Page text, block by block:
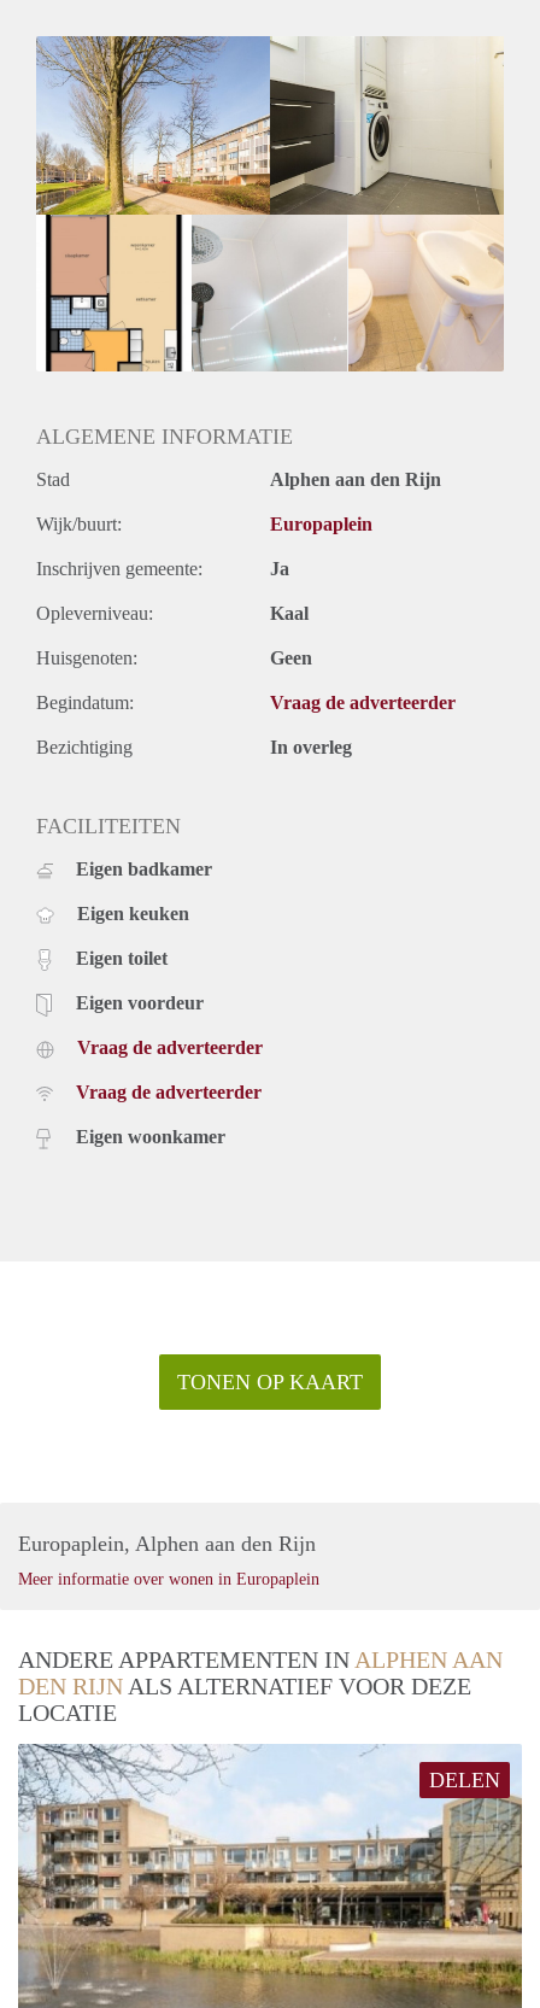
Huisdieren toegestaan: Afhankelijk van de Eigenaar
Huurtoeslag grens: Nee
Geschikt voor studenten: Afhankelijk van de Eigenaar
ALGEMENE INFORMATIE
Stad Alphen aan den Rijn
Wijk/buurt: Europaplein
Inschrijven gemeente: Ja
Opleverniveau: Kaal
Huisgenoten: Geen
Begindatum: Vraag de adverteerder
Bezichtiging In overleg
FACILITEITEN
Eigen badkamer
Eigen keuken
Eigen toilet
Eigen voordeur
Vraag de adverteerder
Vraag de adverteerder
Eigen woonkamer
TONEN OP KAART
Europaplein, Alphen aan den Rijn
Meer informatie over wonen in Europaplein
ANDERE APPARTEMENTEN IN ALPHEN AAN
DEN RIJN ALS ALTERNATIEF VOOR DEZE
LOCATIE
DELEN